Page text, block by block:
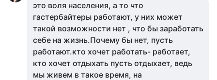
это воля населения, а то что
гастербайтеры работают, у них может
такой возможности нет , что бы заработать
себе на жизнь.Почему бы нет, пусть
работают.кто хочет работать- работает,
кто хочет отдыхать пусть отдыхает, ведь
мы живем в такое время, на